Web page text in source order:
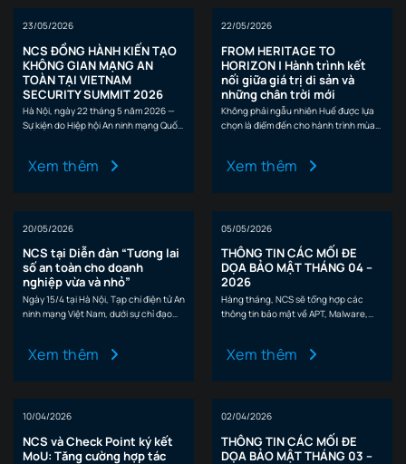
23/05/2026
NCS ĐỒNG HÀNH KIẾN TẠO
KHÔNG GIAN MẠNG AN
TOÀN TẠI VIETNAM
SECURITY SUMMIT 2026
Hà Nội, ngày 22 tháng 5 năm 2026 —
Sự kiện do Hiệp hội An ninh mạng Quốc
Xem thêm
22/05/2026
FROM HERITAGE TO
HORIZON | Hành trình kết
nối giữa giá trị di sản và
những chân trời mới
Không phải ngẫu nhiên Huế được lựa
chọn là điểm đến cho hành trình mùa
Xem thêm
20/05/2026
NCS tại Diễn đàn “Tương lai
số an toàn cho doanh
nghiệp vừa và nhỏ”
Ngày 15/4 tại Hà Nội, Tạp chí điện tử An
ninh mạng Việt Nam, dưới sự chỉ đạo
Xem thêm
05/05/2026
THÔNG TIN CÁC MỐI ĐE
DỌA BẢO MẬT THÁNG 04 –
2026
Hàng tháng, NCS sẽ tổng hợp các
thông tin bảo mật về APT, Malware,
Xem thêm
10/04/2026
NCS và Check Point ký kết
MoU: Tăng cường hợp tác
02/04/2026
THÔNG TIN CÁC MỐI ĐE
DỌA BẢO MẬT THÁNG 03 –